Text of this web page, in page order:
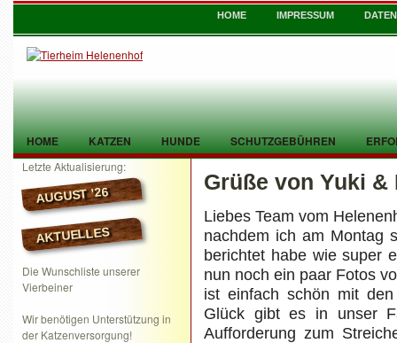
HOME IMPRESSUM
HOME KATZEN HUNDE SCHUTZGEBÜHREN
TIER GEFUNDEN KONTAKT
Letzte Aktualisierung:
AUGUST ’26
AKTUELLES
Die Wunschliste unserer
Vierbeiner
Wir benötigen Unterstützung in
der Katzenversorgung!
Grüße von Yuki &
Liebes Team vom
nachdem ich am Montag
berichtet habe wie super
nun noch ein paar Fotos
ist einfach schön mit den
Glück gibt es in unser
Aufforderung zum